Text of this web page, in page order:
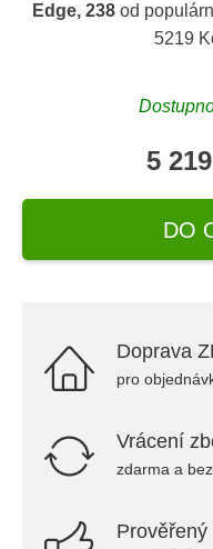
Edge, 238 od
5219
5
DO
Doprava
pro
Vrácení
zdarma a
Prověřený